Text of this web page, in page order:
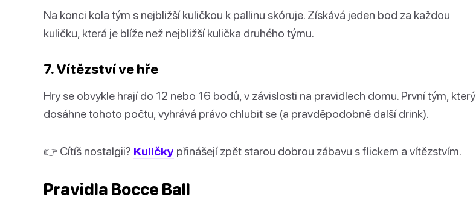
Na konci kola tým s nejbližší kuličkou k pallinu skóruje. Získává jeden bod za každou
kuličku, která je blíže než nejbližší kulička druhého týmu.
7. Vítězství ve hře
Hry se obvykle hrají do 12 nebo 16 bodů, v závislosti na pravidlech domu. První tým, který
dosáhne tohoto počtu, vyhrává právo chlubit se (a pravděpodobně další drink).
👉 Cítíš nostalgii? Kuličky přinášejí zpět starou dobrou zábavu s flickem a vítězstvím.
Pravidla Bocce Ball